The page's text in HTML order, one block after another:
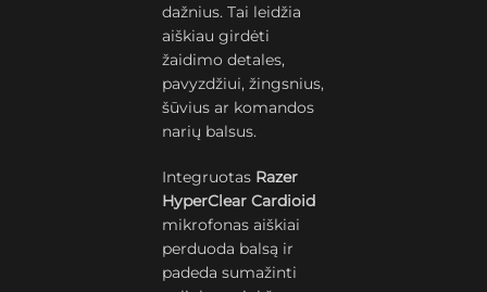
dažnius. Tai leidžia
aiškiau girdėti
žaidimo detales,
pavyzdžiui, žingsnius,
šūvius ar komandos
narių balsus.
Integruotas Razer
HyperClear Cardioid
mikrofonas aiškiai
perduoda balsą ir
padeda sumažinti